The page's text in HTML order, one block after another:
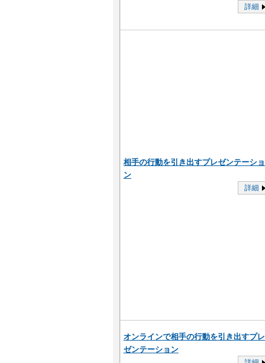
詳細
相手の行動を引き出すプレゼンテーショ
ン
詳細
オンラインで相手の行動を引き出すプレ
ゼンテーション